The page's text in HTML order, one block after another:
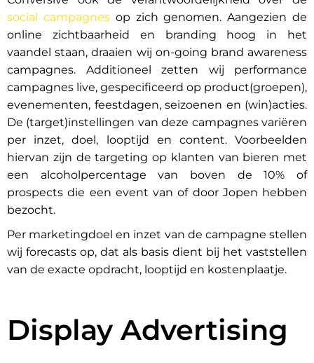
social campagnesop zich genomen. Aangezien de
online zichtbaarheid en branding hoog in het
vaandel staan, draaien wij on-going brand awareness
campagnes. Additioneel zetten wij performance
campagnes live, gespecificeerd op product(groepen),
evenementen, feestdagen, seizoenen en (win)acties.
De (target)instellingen van deze campagnes variëren
per inzet, doel, looptijd en content. Voorbeelden
hiervan zijn de targeting op klanten van bieren met
een alcoholpercentage van boven de 10% of
prospects die een event van of door Jopen hebben
bezocht.
Per marketingdoel en inzet van de campagne stellen
wij forecasts op, dat als basis dient bij het vaststellen
van de exacte opdracht, looptijd en kostenplaatje.
Display Advertising